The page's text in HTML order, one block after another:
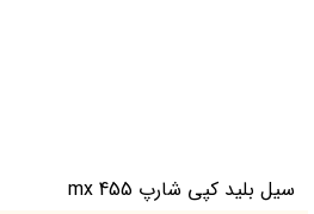
سیل بلید کپی شارپ mx 455